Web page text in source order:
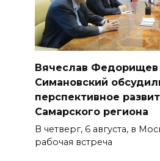
Вячеслав
Симановский
перспективное
Самарского региона
В четверг, 6 августа, в
рабочая встреча